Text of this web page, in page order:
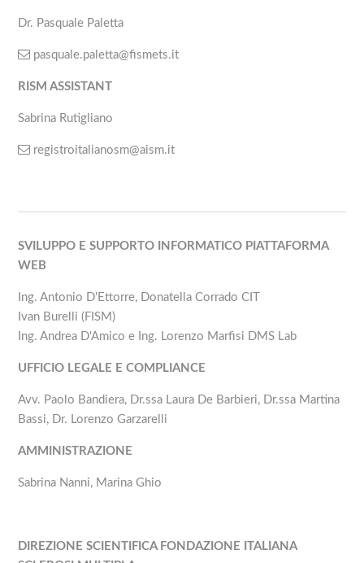
Dr. Pasquale Paletta
pasquale.paletta@fismets.it
RISM ASSISTANT
Sabrina Rutigliano
registroitalianosm@aism.it
SVILUPPO E SUPPORTO INFORMATICO PIATTAFORMA
WEB
Ing. Antonio D'Ettorre, Donatella Corrado CIT
Ivan Burelli (FISM)
Ing. Andrea D'Amico e Ing. Lorenzo Marfisi DMS Lab
UFFICIO LEGALE E COMPLIANCE
Avv. Paolo Bandiera, Dr.ssa Laura De Barbieri, Dr.ssa Martina
Bassi, Dr. Lorenzo Garzarelli
AMMINISTRAZIONE
Sabrina Nanni, Marina Ghio
DIREZIONE SCIENTIFICA FONDAZIONE ITALIANA